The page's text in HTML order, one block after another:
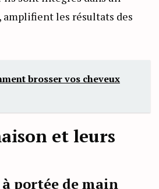
amplifient les résultats des
brosser vos cheveux
et leurs
portée de main